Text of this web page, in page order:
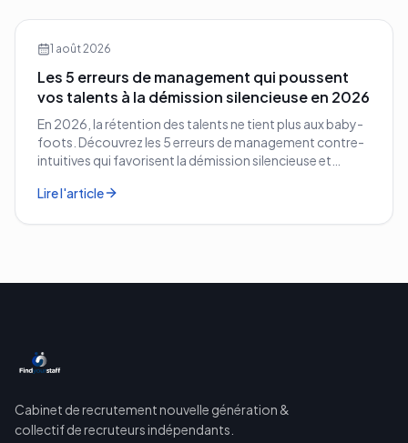
1 août 2026
Les 5 erreurs de management qui poussent
vos talents à la démission silencieuse en 2026
En 2026, la rétention des talents ne tient plus aux baby-
foots. Découvrez les 5 erreurs de management contre-
intuitives qui favorisent la démission silencieuse et
Lire l'article
Cabinet de recrutement nouvelle génération &
collectif de recruteurs indépendants.